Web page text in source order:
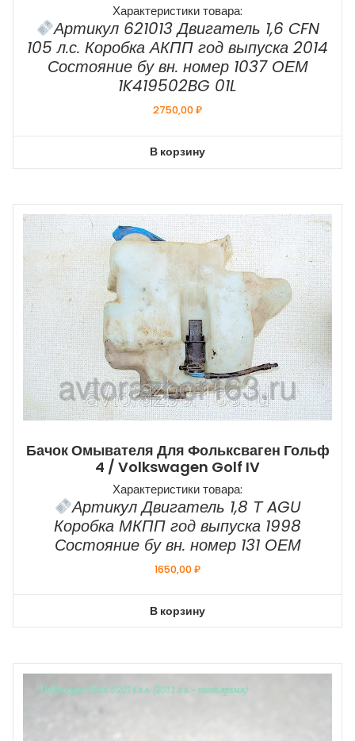
Характеристики товара:
Артикул 621013 Двигатель 1,6 CFN
105 л.с. Коробка АКПП год выпуска 2014
Состояние бу вн. номер 1037 ОЕМ
1K419502BG 01L
2750,00₽
В корзину
Бачок Омывателя Для Фольксваген Гольф
4 / Volkswagen Golf IV
Характеристики товара:
Артикул Двигатель 1,8 Т AGU
Коробка МКПП год выпуска 1998
Состояние бу вн. номер 131 ОЕМ
1650,00₽
В корзину